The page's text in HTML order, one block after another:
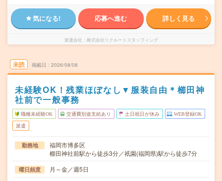
気になる! 応募へ進む 詳しく見る
派遣会社 株式会社リクルートスタッフィング
未読 掲載日 2026/08/08
未経験OK！残業ほぼなし▼服装自由＊櫛田神
社前で一般事務
職種未経験OK 交通費別途支給あり 土日祝日が休み WEB登録OK
派遣
勤務地
福岡市博多区
櫛田神社前駅から徒歩3分／祇園(福岡県)駅から徒歩7分
曜日頻度 月～金／週5日